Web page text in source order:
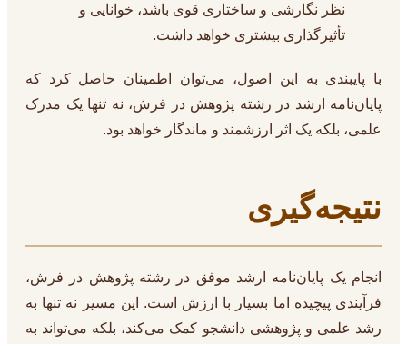
نظر نگارشی و ساختاری قوی باشد، خوانایی و
تأثیرگذاری بیشتری خواهد داشت.
با پایبندی به این اصول، می‌توان اطمینان حاصل کرد که
پایان‌نامه ارشد در رشته پژوهش در فرش، نه تنها یک مدرک
علمی، بلکه یک اثر ارزشمند و ماندگار خواهد بود.
نتیجه‌گیری
انجام یک پایان‌نامه ارشد موفق در رشته پژوهش در فرش،
فرآیندی پیچیده اما بسیار با ارزش است. این مسیر نه تنها به
رشد علمی و پژوهشی دانشجو کمک می‌کند، بلکه می‌تواند به